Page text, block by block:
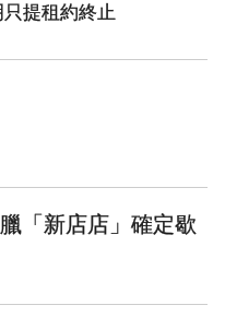
只提租約終止
「新店店」確定歇